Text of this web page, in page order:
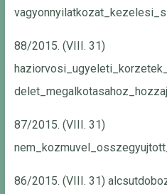
88/2015. (VIII. 31)
87/2015. (VIII. 31)
86/2015. (VIII. 31)